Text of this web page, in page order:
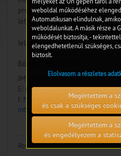
projektmenedzsment, az
lehetőségeit.
Jelentkezési határidő: 2022.
JM International ;
E: giulia@jmi.net
I: https://mubazar.com/en/
international-project-
Rovat:KONFERENCIÁK,
weboldal működéséhez
Automatikusan elindulnak,
weboldalunkat. A másik része a
működését biztosítja, -
elengedhetetlenül szükséges,
biztosít.
Elolvasom a részletes
Megértettem a
és csak a szükséges
Megértettem a
és engedélyezem a